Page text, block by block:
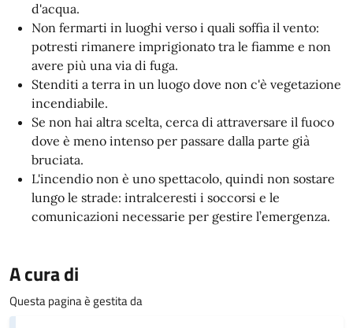
d'acqua.
Non fermarti in luoghi verso i quali soffia il vento:
potresti rimanere imprigionato tra le fiamme e non
avere più una via di fuga.
Stenditi a terra in un luogo dove non c'è vegetazione
incendiabile.
Se non hai altra scelta, cerca di attraversare il fuoco
dove è meno intenso per passare dalla parte già
bruciata.
L'incendio non è uno spettacolo, quindi non sostare
lungo le strade: intralceresti i soccorsi e le
comunicazioni necessarie per gestire l’emergenza.
A cura di
Questa pagina è gestita da